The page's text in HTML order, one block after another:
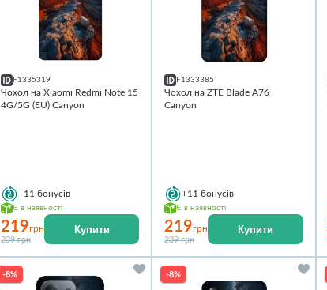
F1335319
Чохол на Xiaomi Redmi Note 15
4G/5G (EU) Canyon
+11 бонусів
Є в наявності
219грн
239 грн
Купити
F1333385
Чохол на ZTE Blade A76
Canyon
+11 бонусів
Є в наявності
219грн
239 грн
Купити
-8% -8%